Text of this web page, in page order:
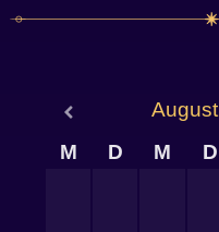
August
M
D M D